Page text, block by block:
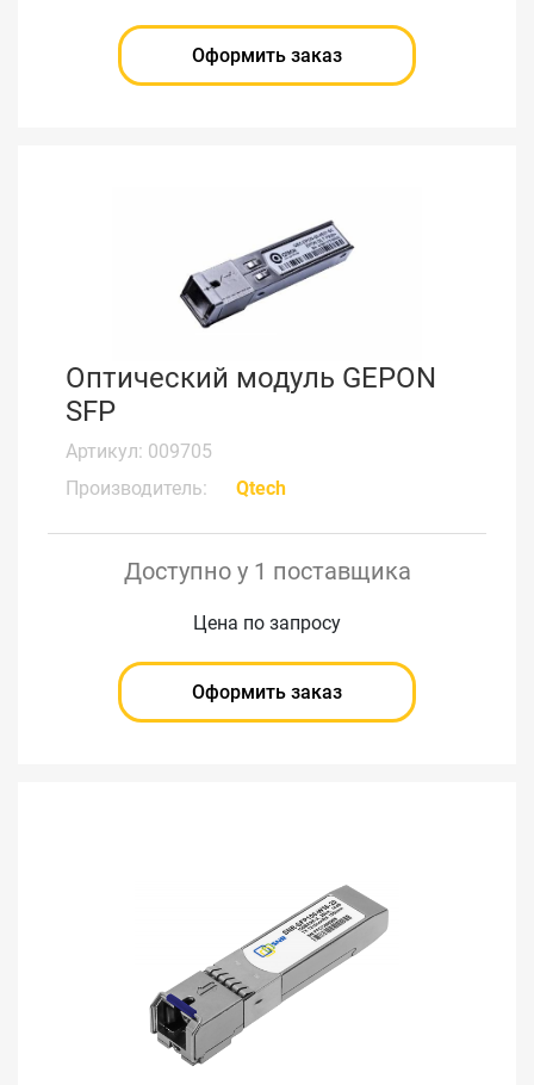
Оформить заказ
Оптический модуль GEPON
SFP
Артикул: 009705
Производитель:
Qtech
Доступно у 1 поставщика
Цена по запросу
Оформить заказ